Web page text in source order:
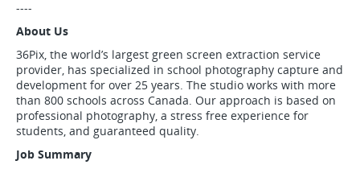
----
About Us
36Pix, the world’s largest green screen extraction service
provider, has specialized in school photography capture and
development for over 25 years. The studio works with more
than 800 schools across Canada. Our approach is based on
professional photography, a stress free experience for
students, and guaranteed quality.
Job Summary